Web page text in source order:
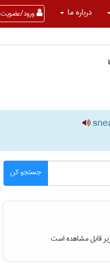
درباره ما ورود/عضویت
جستجو کن
قابل مشاهده است